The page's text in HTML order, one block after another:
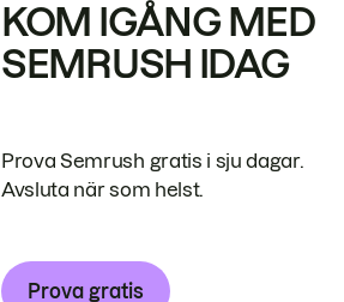
KOM IGÅNG MED
SEMRUSH IDAG
Prova Semrush gratis i sju dagar.
Avsluta när som helst.
Prova gratis